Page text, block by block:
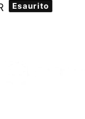
Esaurito